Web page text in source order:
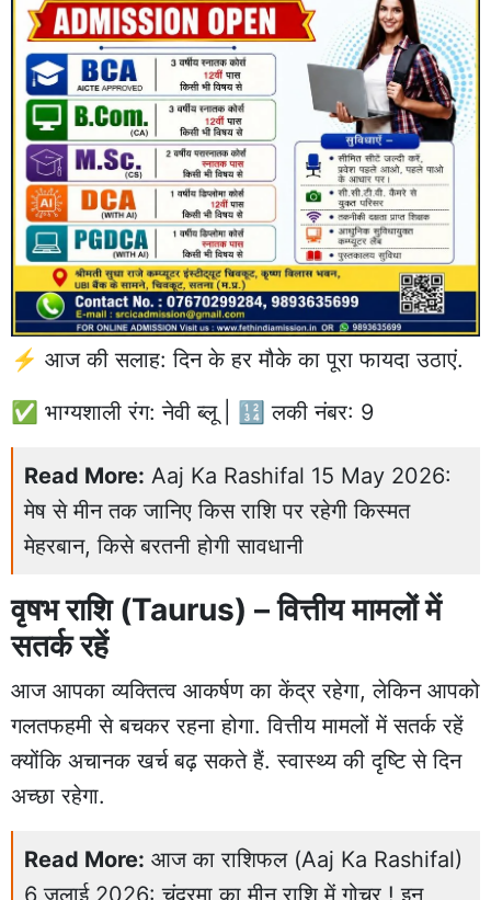
⚡ आज की सलाह: दिन के हर मौके का पूरा फायदा उठाएं.
✅ भाग्यशाली रंग: नेवी ब्लू | 🔢 लकी नंबर: 9
Read More: Aaj Ka Rashifal 15 May 2026:
मेष से मीन तक जानिए किस राशि पर रहेगी किस्मत
मेहरबान, किसे बरतनी होगी सावधानी
वृषभ राशि (Taurus) – वित्तीय मामलों में
सतर्क रहें
आज आपका व्यक्तित्व आकर्षण का केंद्र रहेगा, लेकिन आपको
गलतफहमी से बचकर रहना होगा. वित्तीय मामलों में सतर्क रहें
क्योंकि अचानक खर्च बढ़ सकते हैं. स्वास्थ्य की दृष्टि से दिन
अच्छा रहेगा.
Read More: आज का राशिफल (Aaj Ka Rashifal)
6 जुलाई 2026: चंद्रमा का मीन राशि में गोचर ! इन